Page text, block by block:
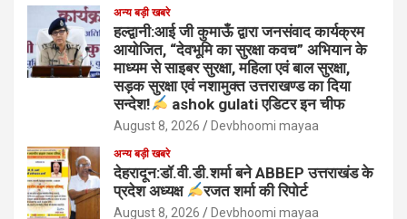
अन्य बड़ी खबरे
हल्द्वानी:आई जी कुमाऊँ द्वारा जनसंवाद कार्यक्रम
आयोजित, “देवभूमि का सुरक्षा कवच” अभियान के
माध्यम से साइबर सुरक्षा, महिला एवं बाल सुरक्षा,
सड़क सुरक्षा एवं नशामुक्त उत्तराखण्ड का दिया
सन्देश!
ashok gulati एडिटर इन चीफ
August 8, 2026 Devbhoomi mayaa
अन्य बड़ी खबरे
देहरादून:डॉ.वी.डी.शर्मा बने ABBEP उत्तराखंड के
प्रदेश अध्यक्ष
रजत शर्मा की रिपोर्ट
August 8, 2026 Devbhoomi mayaa